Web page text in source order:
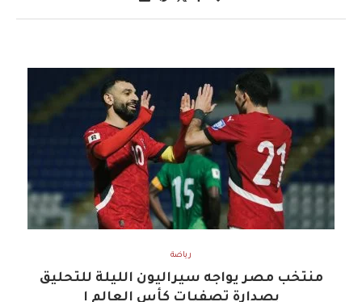
رياضة
منتخب مصر يواجه سيراليون الليلة للتحليق
بصدارة تصفيات كأس العالم ا